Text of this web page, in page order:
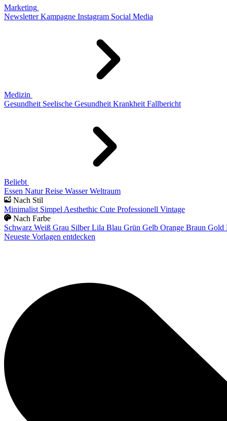
Marketing
Newsletter Kampagne Instagram Social Media
Medizin
Gesundheit Seelische Gesundheit Krankheit Fallbericht
Beliebt
Essen Natur Reise Wasser Weltraum
Nach Stil
Minimalist Simpel Aesthethic Cute Professionell Vintage
Nach Farbe
Schwarz Weiß Grau Silber Lila Blau Grün Gelb Orange Braun Gold
Neueste Vorlagen entdecken